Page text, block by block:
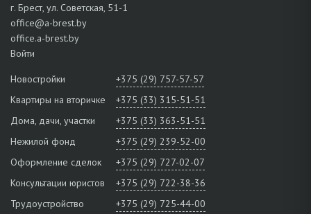
г. Брест, ул. Советская, 51-1
office@a-brest.by
office.a-brest.by
Войти
Новостройки
+375 (29) 757-57-57
Квартиры на вторичке
+375 (33) 315-51-51
Дома, дачи, участки
+375 (33) 363-51-51
Нежилой фонд
+375 (29) 239-52-00
Оформление сделок
+375 (29) 727-02-07
Консультации юристов
+375 (29) 722-38-36
Трудоустройство
+375 (29) 725-44-00